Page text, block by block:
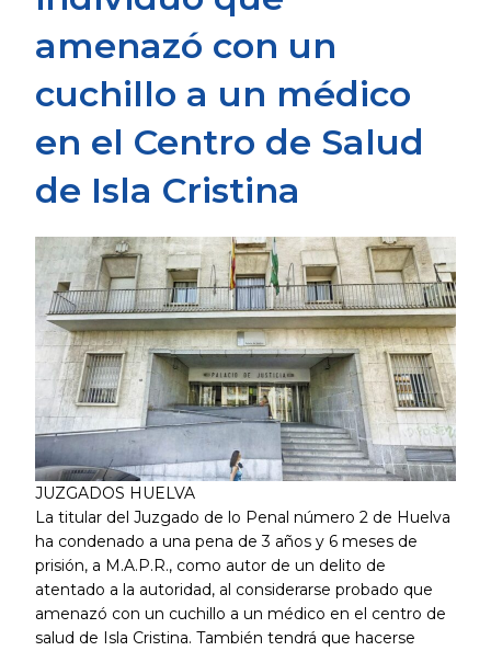
amenazó con un
cuchillo a un médico
en el Centro de Salud
de Isla Cristina
JUZGADOS HUELVA
La titular del Juzgado de lo Penal número 2 de Huelva
ha condenado a una pena de 3 años y 6 meses de
prisión, a M.A.P.R., como autor de un delito de
atentado a la autoridad, al considerarse probado que
amenazó con un cuchillo a un médico en el centro de
salud de Isla Cristina. También tendrá que hacerse